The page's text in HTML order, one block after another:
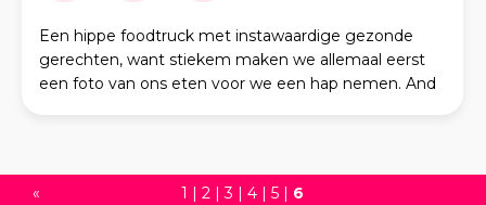
Een hippe foodtruck met instawaardige gezonde
gerechten, want stiekem maken we allemaal eerst
een foto van ons eten voor we een hap nemen. And
« 1 |2 |3 |4 |5 | 6